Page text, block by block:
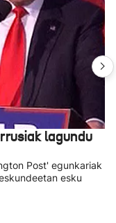
lagundu
Post' egunkariak
esku